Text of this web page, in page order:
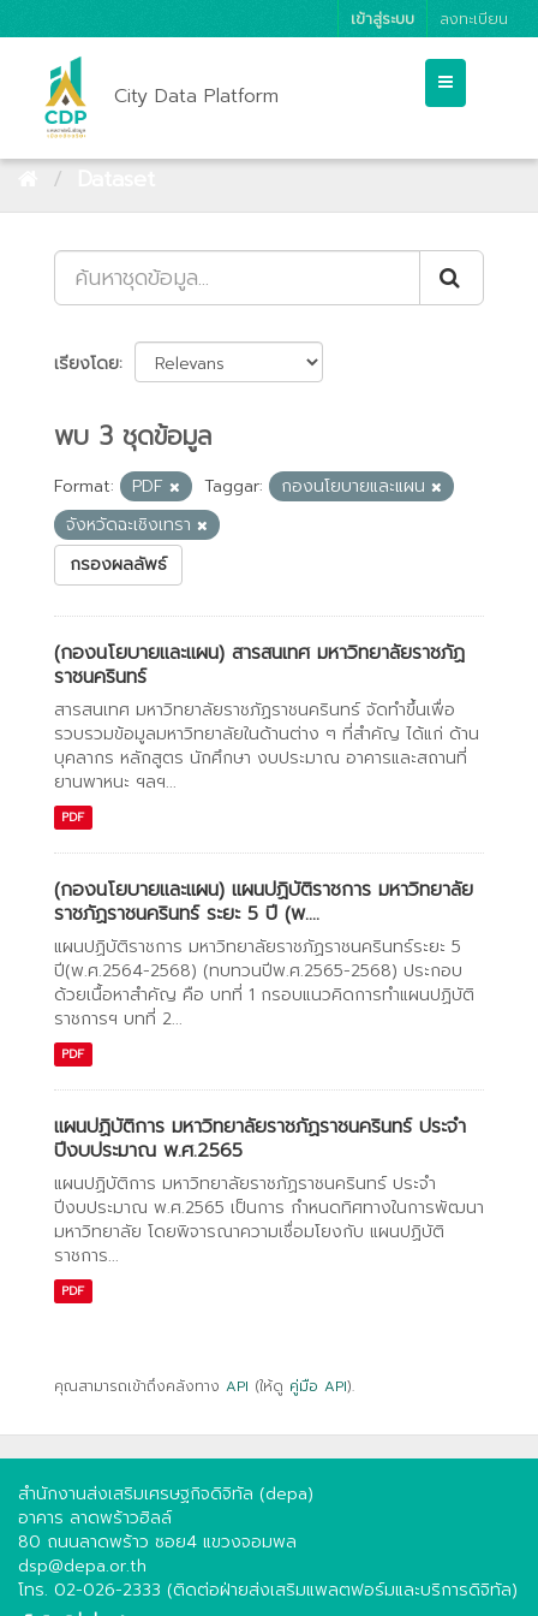
เข้าสู่ระบบ ลงทะเบียน
City Data Platform
เรียงโดย
พบ 3 ชุดข้อมูล
Format: PDF Taggar:
กองนโยบายและแผน
จังหวัดฉะเชิงเทรา
กรองผลลัพธ์
(กองนโยบายและแผน) สารสนเทศ มหาวิทยาลัยราชภัฏ
ราชนครินทร์
สารสนเทศ มหาวิทยาลัยราชภัฏราชนครินทร์ จัดทำขึ้นเพื่อ
รวบรวมข้อมูลมหาวิทยาลัยในด้านต่าง ๆ ที่สำคัญ ได้แก่ ด้าน
บุคลากร หลักสูตร นักศึกษา งบประมาณ อาคารและสถานที่
ยานพาหนะ ฯลฯ...
PDF
(กองนโยบายและแผน) แผนปฏิบัติราชการ มหาวิทยาลัย
ราชภัฏราชนครินทร์ ระยะ 5 ปี (พ....
แผนปฏิบัติราชการ มหาวิทยาลัยราชภัฏราชนครินทร์ระยะ 5
ปี(พ.ศ.2564-2568) (ทบทวนปีพ.ศ.2565-2568) ประกอบ
ด้วยเนื้อหาสำคัญ คือ บทที่ 1 กรอบแนวคิดการทำแผนปฏิบัติ
ราชการฯ บทที่ 2...
PDF
แผนปฏิบัติการ มหาวิทยาลัยราชภัฏราชนครินทร์ ประจำ
ปีงบประมาณ พ.ศ.2565
แผนปฏิบัติการ มหาวิทยาลัยราชภัฏราชนครินทร์ ประจำ
ปีงบประมาณ พ.ศ.2565 เป็นการ กำหนดทิศทางในการพัฒนา
มหาวิทยาลัย โดยพิจารณาความเชื่อมโยงกับ แผนปฏิบัติ
ราชการ...
PDF
คุณสามารถเข้าถึงคลังทาง API (ให้ดู คู่มือ API).
สำนักงานส่งเสริมเศรษฐกิจดิจิทัล (depa)
อาคาร ลาดพร้าวฮิลล์
80 ถนนลาดพร้าว ซอย4 แขวงจอมพล
dsp@depa.or.th
โทร. 02-026-2333 (ติดต่อฝ่ายส่งเสริมแพลตฟอร์มและบริการดิจิทัล)